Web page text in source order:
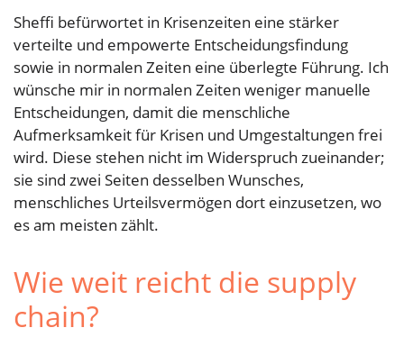
Sheffi befürwortet in Krisenzeiten eine stärker
verteilte und empowerte Entscheidungsfindung
sowie in normalen Zeiten eine überlegte Führung. Ich
wünsche mir in normalen Zeiten weniger manuelle
Entscheidungen, damit die menschliche
Aufmerksamkeit für Krisen und Umgestaltungen frei
wird. Diese stehen nicht im Widerspruch zueinander;
sie sind zwei Seiten desselben Wunsches,
menschliches Urteilsvermögen dort einzusetzen, wo
es am meisten zählt.
Wie weit reicht die supply
chain?